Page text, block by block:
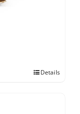
Details